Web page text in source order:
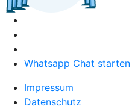
Whatsapp Chat starten
Impressum
Datenschutz